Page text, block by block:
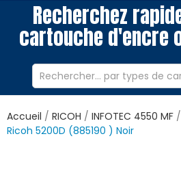
Recherchez
cartouche d'encre
Accueil RICOH INFOTEC 4550 MF
Ricoh 5200D (885190 ) Noir